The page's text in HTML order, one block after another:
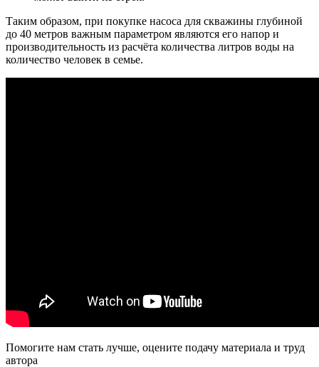
Таким образом, при покупке насоса для скважины глубиной
до 40 метров важным параметром являются его напор и
производительность из расчёта количества литров воды на
количество человек в семье.
Помогите нам стать лучше, оцените подачу материала и труд
автора